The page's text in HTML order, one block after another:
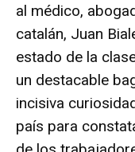
al médico,
catalán, Juan
estado de la
un destacable
incisiva
país para